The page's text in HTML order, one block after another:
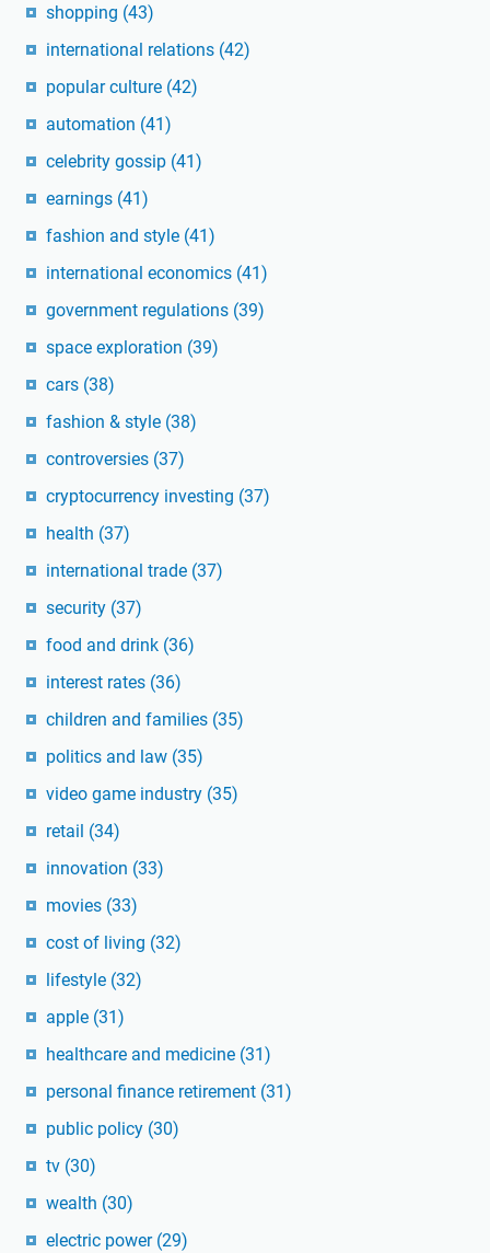
shopping (43)
international relations (42)
popular culture (42)
automation (41)
celebrity gossip (41)
earnings (41)
fashion and style (41)
international economics (41)
government regulations (39)
space exploration (39)
cars (38)
fashion & style (38)
controversies (37)
cryptocurrency investing (37)
health (37)
international trade (37)
security (37)
food and drink (36)
interest rates (36)
children and families (35)
politics and law (35)
video game industry (35)
retail (34)
innovation (33)
movies (33)
cost of living (32)
lifestyle (32)
apple (31)
healthcare and medicine (31)
personal finance retirement (31)
public policy (30)
tv (30)
wealth (30)
electric power (29)